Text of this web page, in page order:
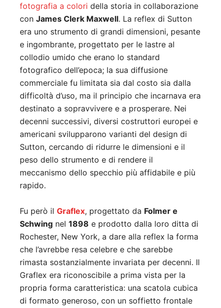
fotografia a colori della storia in collaborazione
con James Clerk Maxwell. La reflex di Sutton
era uno strumento di grandi dimensioni, pesante
e ingombrante, progettato per le lastre al
collodio umido che erano lo standard
fotografico dell’epoca; la sua diffusione
commerciale fu limitata sia dal costo sia dalla
difficoltà d’uso, ma il principio che incarnava era
destinato a sopravvivere e a prosperare. Nei
decenni successivi, diversi costruttori europei e
americani svilupparono varianti del design di
Sutton, cercando di ridurre le dimensioni e il
peso dello strumento e di rendere il
meccanismo dello specchio più affidabile e più
rapido.
Fu però il Graflex, progettato da Folmer e
Schwing nel 1898 e prodotto dalla loro ditta di
Rochester, New York, a dare alla reflex la forma
che l’avrebbe resa celebre e che sarebbe
rimasta sostanzialmente invariata per decenni. Il
Graflex era riconoscibile a prima vista per la
propria forma caratteristica: una scatola cubica
di formato generoso, con un soffietto frontale